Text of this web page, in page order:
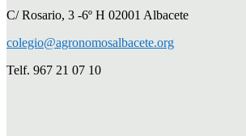
C/ Rosario, 3 -6º H 02001 Albacete
colegio@agronomosalbacete.org
Telf. 967 21 07 10